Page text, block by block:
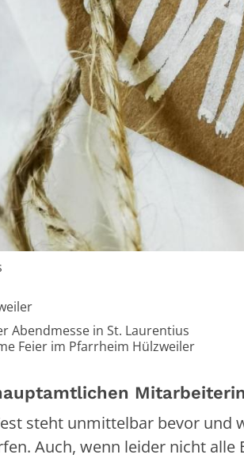
Abendmesse in St. Laurentius
Feier im Pfarrheim Hülzweiler
steht unmittelbar bevor und
Auch, wenn leider nicht alle